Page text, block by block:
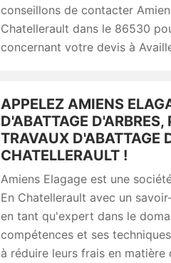
conseillons de contacter
Chatellerault dans le 86530
concernant votre devis à
APPELEZ AMIENS
D'ABATTAGE
TRAVAUX D'ABATTAGE
CHATELLERAULT !
Amiens Elagage est une
En Chatellerault avec un
en tant qu'expert dans le
compétences et ses
à réduire leurs frais en